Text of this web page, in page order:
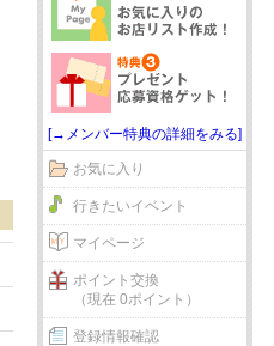
[→メンバー特典の詳細をみる]
お気に入り
行きたいイベント
マイページ
ポイント交換
（現在 0ポイント）
登録情報確認